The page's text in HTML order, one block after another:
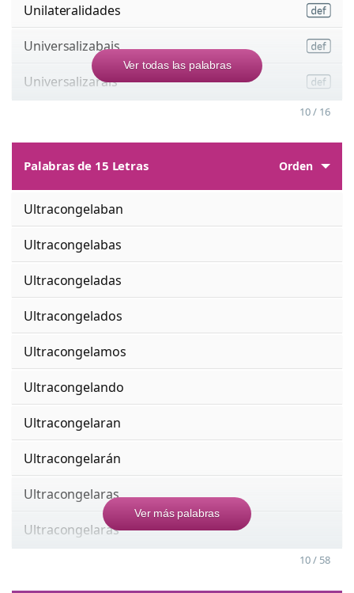
Unilateralidades
Universalizabais
Universalizarais
Ver todas las palabras
10 / 16
Palabras de 15 Letras Orden
Ultracongelaban
Ultracongelabas
Ultracongeladas
Ultracongelados
Ultracongelamos
Ultracongelando
Ultracongelaran
Ultracongelarán
Ultracongelaras
Ultracongelarás
Ver más palabras
10 / 58